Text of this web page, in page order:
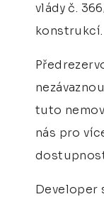
vlády č.
konstrukcí.
tuto
nás pro
Developer